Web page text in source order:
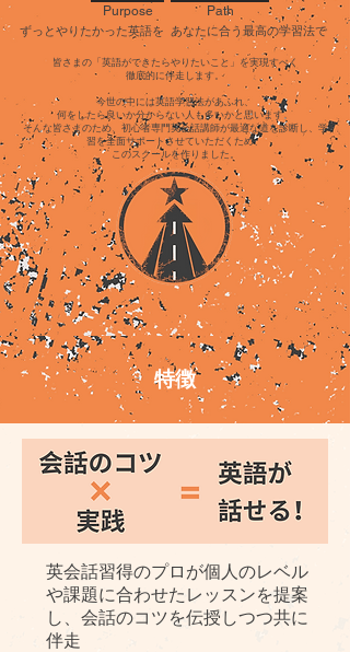
Purpose
Path
ずっとやりたかった英語を あなたに合う最高の学習法で
皆さまの「英語ができたらやりたいこと」を実現すべく
徹底的に伴走します。
今世の中には英語学習法があふれ、
何をしたら良いか分からない人も多いかと思います。
そんな皆さまのため、初心者専門英会話講師が最適な道を診断し、学
習を全面サポートさせていただくため、
このスクールを作りました。
特徴
英会話習得のプロが個人のレベル
や課題に合わせたレッスンを提案
し、 ​会話のコツを伝授しつつ共に
伴走